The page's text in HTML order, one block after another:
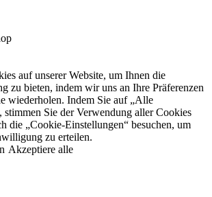
auf unserer Website, um Ihnen die
zu bieten, indem wir uns an Ihre Präferenzen
wiederholen. Indem Sie auf „Alle
stimmen Sie der Verwendung aller Cookies
die „Cookie-Einstellungen“ besuchen, um
zu erteilen.
Akzeptiere alle